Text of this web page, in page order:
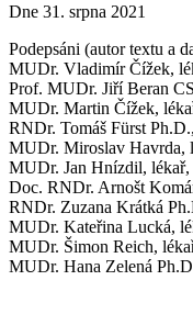
Dne 31. srpna 2021
Podepsáni (autor textu a
MUDr. Vladimír Čížek,
Prof. MUDr. Jiří Beran
MUDr. Martin Čížek,
RNDr. Tomáš Fürst
MUDr. Miroslav Havrda,
MUDr. Jan Hnízdil, lékař,
Doc. RNDr. Arnošt
RNDr. Zuzana Krátká
MUDr. Kateřina Lucká,
MUDr. Šimon Reich,
MUDr. Hana Zelená